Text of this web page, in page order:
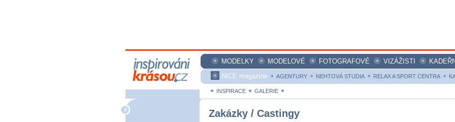
MODELKY MODELOVÉ FOTOGRAFOVÉ VIZÁŽISTI
NICE magazine
AGENTURY NEHTOVÁ STUDIA RELAX A SPORT CENTRA
INSPIRACE GALERIE
Zakázky / Castingy